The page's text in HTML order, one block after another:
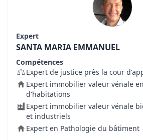
Expert
SANTA MARIA EMMANUEL
Compétences
Expert de justice près la cour
Expert immobilier valeur vénale
d'habitations
Expert immobilier valeur vénale
et industriels
Expert en Pathologie du bâtiment